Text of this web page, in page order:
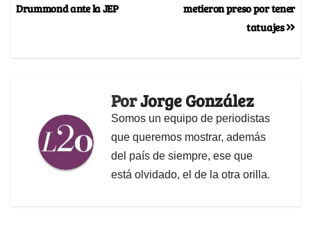
metieron preso por tener
tatuajes
Drummond ante la JEP
PorJorge González
Somos un equipo de periodistas
que queremos mostrar, además
del país de siempre, ese que
está olvidado, el de la otra orilla.